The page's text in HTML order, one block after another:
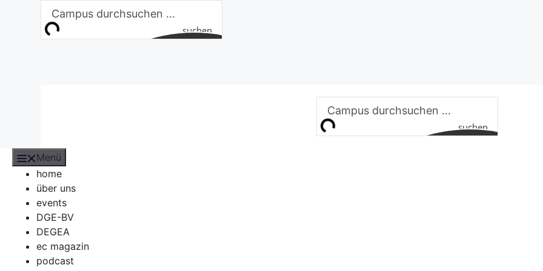
suchen
suchen
Menü
home
über uns
events
DGE-BV
DEGEA
ec magazin
podcast